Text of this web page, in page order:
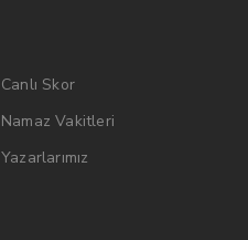
Canlı Skor
Namaz Vakitleri
Yazarlarımız